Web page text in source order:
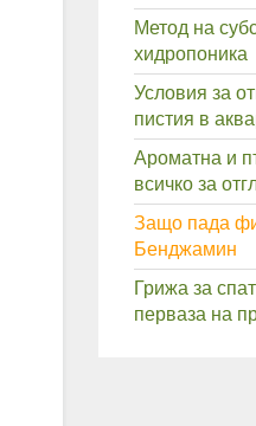
Метод на
хидропоника
Условия за
пистия в
Ароматна и
всичко за
Защо пада
Бенджамин
Грижа за
перваза на